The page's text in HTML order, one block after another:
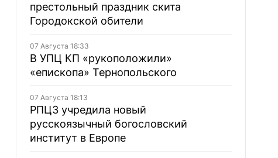
престольный праздник скита
Городокской обители
07 Августа 18:33
В УПЦ КП «рукоположили»
«епископа» Тернопольского
07 Августа 18:13
РПЦЗ учредила новый
русскоязычный богословский
институт в Европе